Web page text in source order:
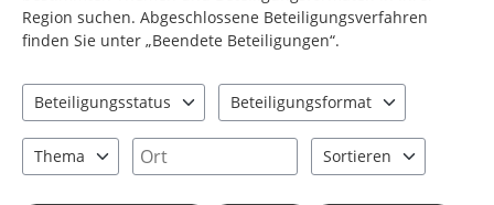
Region suchen. Abgeschlossene Beteiligungsverfahren
finden Sie unter „Beendete Beteiligungen“.
Beteiligungsstatus
Beteiligungsformat
Thema
Ort
Sortieren